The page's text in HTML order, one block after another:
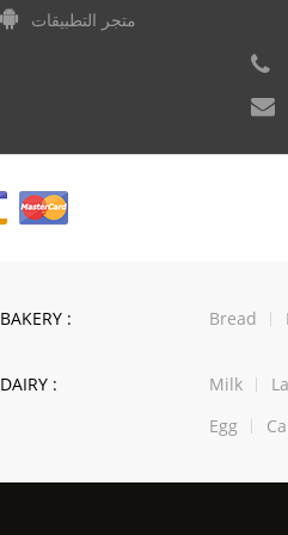
متجر التطبيقات
BAKERY : Bread
DAIRY : Milk
Egg